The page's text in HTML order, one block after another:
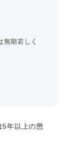
期若しく
5年以上の懲